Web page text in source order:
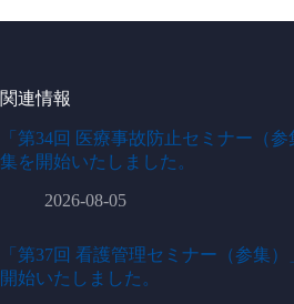
関連情報
「第34回 医療事故防止セミナー（
集を開始いたしました。
2026-08-05
「第37回 看護管理セミナー（参集
開始いたしました。